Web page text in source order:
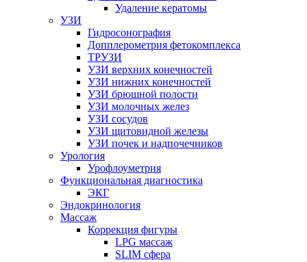
Удаление кератомы
УЗИ
Гидросонография
Допплерометрия фетокомплекса
ТРУЗИ
УЗИ верхних конечностей
УЗИ нижних конечностей
УЗИ брюшной полости
УЗИ молочных желез
УЗИ сосудов
УЗИ щитовидной железы
УЗИ почек и надпочечников
Урология
Урофлоуметрия
Функциональная диагностика
ЭКГ
Эндокринология
Массаж
Коррекция фигуры
LPG массаж
SLIM сфера